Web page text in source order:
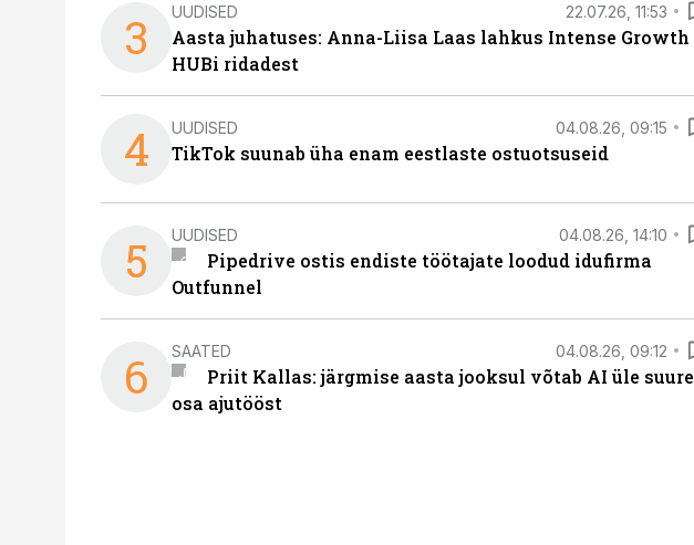
3 UUDISED 22.07.26, 11:53
Aasta juhatuses: Anna-Liisa Laas lahkus Intense Growth
HUBi ridadest
4 UUDISED 04.08.26, 09:15
TikTok suunab üha enam eestlaste ostuotsuseid
5 UUDISED 04.08.26, 14:10
Pipedrive ostis endiste töötajate loodud idufirma
Outfunnel
6 SAATED 04.08.26, 09:12
Priit Kallas: järgmise aasta jooksul võtab AI üle suure
osa ajutööst